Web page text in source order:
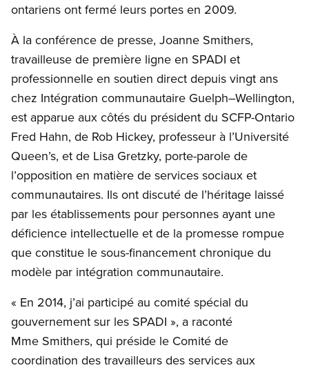
ontariens ont fermé leurs portes en 2009.
À la conférence de presse, Joanne Smithers,
travailleuse de première ligne en SPADI et
professionnelle en soutien direct depuis vingt ans
chez Intégration communautaire Guelph–Wellington,
est apparue aux côtés du président du SCFP-Ontario
Fred Hahn, de Rob Hickey, professeur à l’Université
Queen’s, et de Lisa Gretzky, porte-parole de
l’opposition en matière de services sociaux et
communautaires. Ils ont discuté de l’héritage laissé
par les établissements pour personnes ayant une
déficience intellectuelle et de la promesse rompue
que constitue le sous-financement chronique du
modèle par intégration communautaire.
« En 2014, j’ai participé au comité spécial du
gouvernement sur les SPADI », a raconté
Mme Smithers, qui préside le Comité de
coordination des travailleurs des services aux